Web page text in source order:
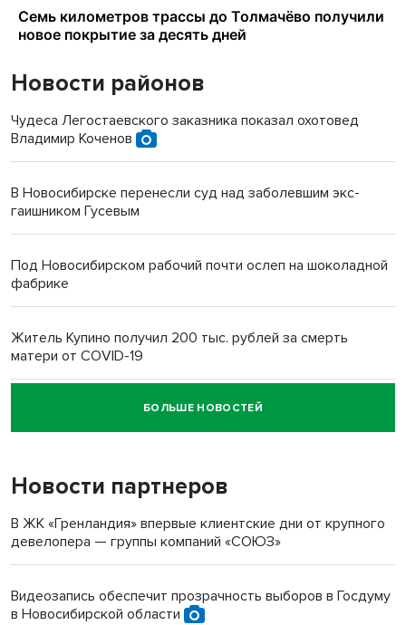
Новости районов
Чудеса Легостаевского заказника показал охотовед
Владимир Коченов
В Новосибирске перенесли суд над заболевшим экс-
гаишником Гусевым
Под Новосибирском рабочий почти ослеп на шоколадной
фабрике
Житель Купино получил 200 тыс. рублей за смерть
матери от COVID-19
Новосибирский суд наказал водителя за смерть
пенсионерки на вокзале
БОЛЬШЕ НОВОСТЕЙ
Новости партнеров
В ЖК «Гренландия» впервые клиентские дни от крупного
девелопера — группы компаний «СОЮЗ»
Видеозапись обеспечит прозрачность выборов в Госдуму
в Новосибирской области